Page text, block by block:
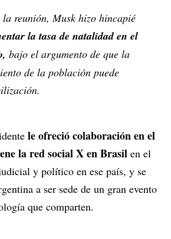
reunión, Musk hizo hincapié
la tasa de natalidad en el
bajo el argumento de que la
de la población puede
le ofreció colaboración en el
la red social X en Brasil en el
y político en ese país, y se
a ser sede de un gran evento
que comparten.